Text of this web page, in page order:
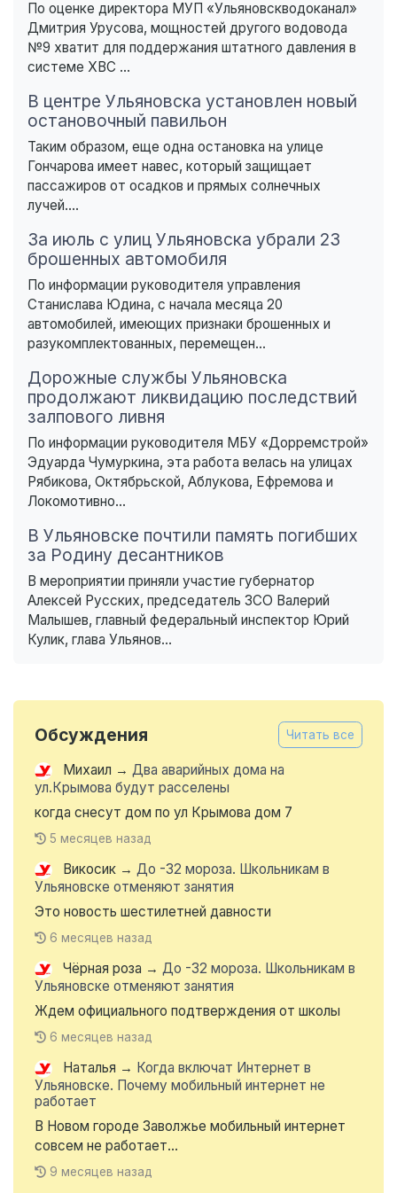
По оценке директора МУП «Ульяновскводоканал»
Дмитрия Урусова, мощностей другого водовода
№9 хватит для поддержания штатного давления в
системе ХВС ...
В центре Ульяновска установлен новый
остановочный павильон
Таким образом, еще одна остановка на улице
Гончарова имеет навес, который защищает
пассажиров от осадков и прямых солнечных
лучей....
За июль с улиц Ульяновска убрали 23
брошенных автомобиля
По информации руководителя управления
Станислава Юдина, с начала месяца 20
автомобилей, имеющих признаки брошенных и
разукомплектованных, перемещен...
Дорожные службы Ульяновска
продолжают ликвидацию последствий
залпового ливня
По информации руководителя МБУ «Дорремстрой»
Эдуарда Чумуркина, эта работа велась на улицах
Рябикова, Октябрьской, Аблукова, Ефремова и
Локомотивно...
В Ульяновске почтили память погибших
за Родину десантников
В мероприятии приняли участие губернатор
Алексей Русских, председатель ЗСО Валерий
Малышев, главный федеральный инспектор Юрий
Кулик, глава Ульянов...
Обсуждения Читать все
Михаил → Два аварийных дома на
ул.Крымова будут расселены
когда снесут дом по ул Крымова дом 7
5 месяцев назад
Викосик → До -32 мороза. Школьникам в
Ульяновске отменяют занятия
Это новость шестилетней давности
6 месяцев назад
Чёрная роза → До -32 мороза. Школьникам в
Ульяновске отменяют занятия
Ждем официального подтверждения от школы
6 месяцев назад
Наталья → Когда включат Интернет в
Ульяновске. Почему мобильный интернет не
работает
В Новом городе Заволжье мобильный интернет
совсем не работает...
9 месяцев назад